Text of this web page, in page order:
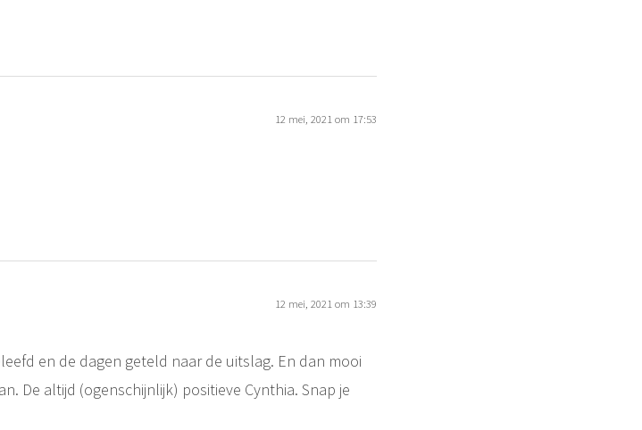
12 mei, 2021 om 17:53
12 mei, 2021 om 13:39
en de dagen geteld naar de uitslag. En dan mooi
De altijd (ogenschijnlijk) positieve Cynthia. Snap je